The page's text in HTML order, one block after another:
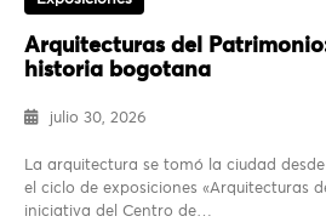
Arquitecturas del
historia bogotana
julio 30, 2026
La arquitectura se tomó la ciudad
el ciclo de exposiciones «Arquitecturas
iniciativa del Centro de…